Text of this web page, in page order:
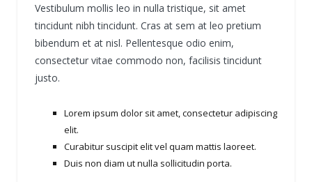
Vestibulum mollis leo in nulla tristique, sit amet
tincidunt nibh tincidunt. Cras at sem at leo pretium
bibendum et at nisl. Pellentesque odio enim,
consectetur vitae commodo non, facilisis tincidunt
justo.
Lorem ipsum dolor sit amet, consectetur adipiscing
elit.
Curabitur suscipit elit vel quam mattis laoreet.
Duis non diam ut nulla sollicitudin porta.